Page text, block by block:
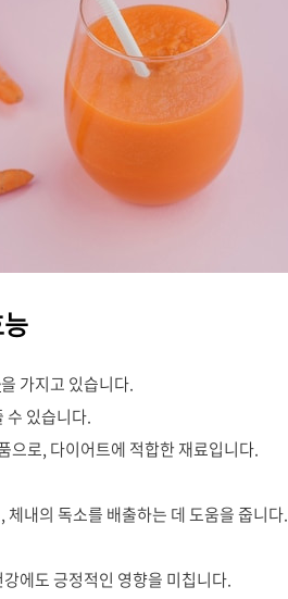
을 가지고 있습니다.
수 있습니다.
으로, 다이어트에 적합한 재료입니다.
체내의 독소를 배출하는 데 도움을 줍니다.
에도 긍정적인 영향을 미칩니다.